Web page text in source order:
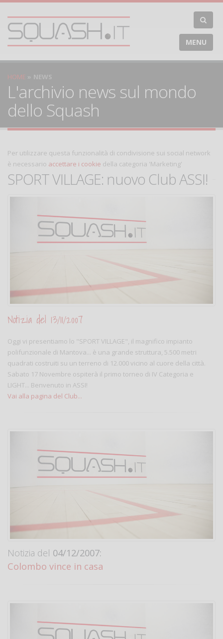
MENU
HOME NEWS
L'archivio news sul mondo
dello Squash
Per utilizzare questa funzionalità di condivisione sui social network
è necessario accettare i cookie della categoria 'Marketing'
SPORT VILLAGE: nuovo Club ASSI!
Notizia del 13/11/2007
Oggi vi presentiamo lo "SPORT VILLAGE", il magnifico impianto
polifunzionale di Mantova... è una grande struttura, 5.500 metri
quadrati costruiti su un terreno di 12.000 vicino al cuore della città.
Sabato 17 Novembre ospiterà il primo torneo di IV Categoria e
LIGHT... Benvenuto in ASSI!
Vai alla pagina del Club...
Notizia del 04/12/2007:
Colombo vince in casa